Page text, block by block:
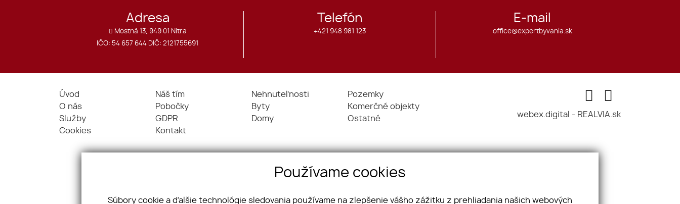
Adresa
Mostná 13, 949 01 Nitra
IČO: 54 657 644 DIČ: 2121755691
Telefón
+421 948 981 123
E-mail
office@expertbyvania.sk
Úvod
O nás
Služby
Cookies
Náš tím
Pobočky
GDPR
Kontakt
Nehnuteľnosti
Byty
Domy
Pozemky
Komerčné objekty
Ostatné
webex.digital - REALVIA.sk
Používame cookies
Súbory cookie a ďalšie technológie sledovania používame na zlepšenie vášho zážitku z prehliadania našich webových